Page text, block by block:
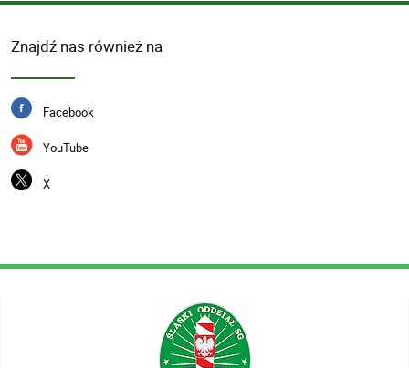
Znajdź nas również na
Facebook
YouTube
X